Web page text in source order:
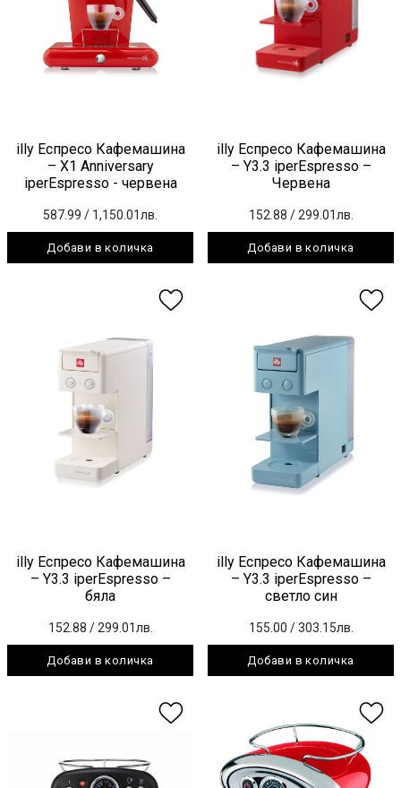
illy Еспресо Кафемашина
– X1 Anniversary
iperEspresso - червена
587.99 / 1,150.01лв.
Добави в количка
illy Еспресо Кафемашина
– Y3.3 iperEspresso –
Червена
152.88 / 299.01лв.
Добави в количка
illy Еспресо Кафемашина
– Y3.3 iperEspresso –
бяла
152.88 / 299.01лв.
Добави в количка
illy Еспресо Кафемашина
– Y3.3 iperEspresso –
светло син
155.00 / 303.15лв.
Добави в количка